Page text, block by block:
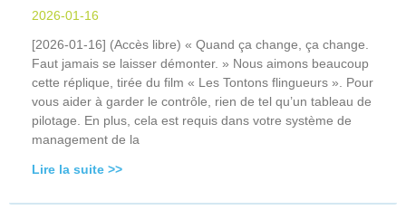
2026-01-16
[2026-01-16] (Accès libre) « Quand ça change, ça change.
Faut jamais se laisser démonter. » Nous aimons beaucoup
cette réplique, tirée du film « Les Tontons flingueurs ». Pour
vous aider à garder le contrôle, rien de tel qu’un tableau de
pilotage. En plus, cela est requis dans votre système de
management de la
Lire la suite >>